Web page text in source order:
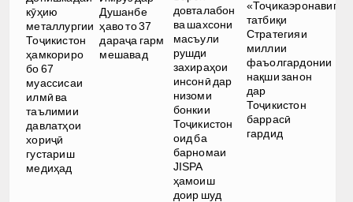
кӯҳию
металлургии
Тоҷикистон
ҳамкориро
бо 67
муассисаи
илмӣ ва
таълимии
давлатҳои
хориҷӣ
густариш
медиҳад
Душанбе
ҳаво то 37
дараҷа гарм
мешавад
довталабон
ва шахсони
масъули
рушди
захираҳои
инсонӣ дар
низоми
бонкии
Тоҷикистон
оид ба
барномаи
JISPA
ҳамоиш
доир шуд
татбиқи
Стратегияи
миллии
фаъолгардонии
нақши занон
дар
Тоҷикистон
баррасӣ
гардид